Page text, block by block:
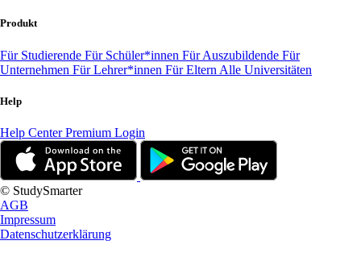
Produkt
Für Studierende Für Schüler*innen Für Auszubildende Für
Unternehmen Für Lehrer*innen Für Eltern Alle Universitäten
Help
Help CenterPremium Login
© StudySmarter
AGB
Impressum
Datenschutzerklärung